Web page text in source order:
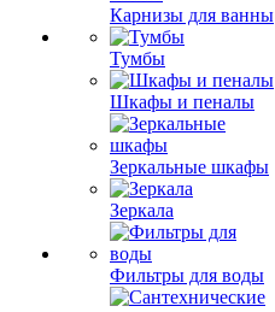
Карнизы для ванны
Тумбы
Шкафы и пеналы
Зеркальные шкафы
Зеркала
Фильтры для воды